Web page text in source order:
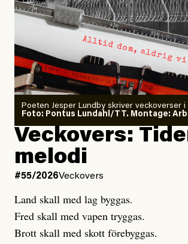
#54/2026Debatt
Sensationalism
granskar
Publicerad6 August, 2026
Uppdaterad7 August, 2026
Larmet från
Dödsolyckorna
minska
Joel Kellgren
Publicerad3 August, 2026
Uppdaterad3 August, 2026
Poeten Jesper Lundby skriver veckoverser i
Foto: Pontus Lundahl/TT. Montage:
Veckovers:
melodi
#55/2026Veckovers
Land skall med lag byggas.
Fred skall med vapen tryggas.
Brott skall med skott förebyggas.